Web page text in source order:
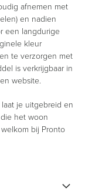
afnemen met
en nadien
een langdurige
kleur
te verzorgen met
is verkrijgbaar in
website.
je uitgebreid en
het woon
bij Pronto